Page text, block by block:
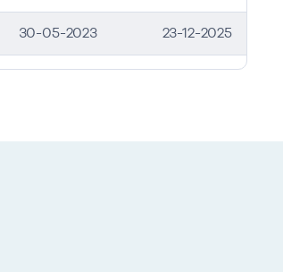
30-05-2023 23-12-2025